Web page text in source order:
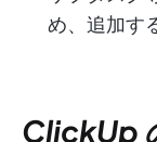
め、追加す
ClickUp